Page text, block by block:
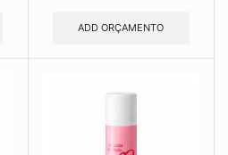
ADD ORÇAMENTO